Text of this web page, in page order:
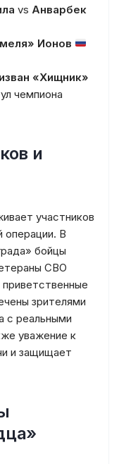
vs Анварбек
Ионов
«Хищник»
чемпиона
и
участников
операции. В
бойцы
СВО
приветственные
зрителями
с реальными
уважение к
и защищает